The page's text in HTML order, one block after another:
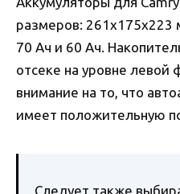
размеров:
70 Ач и 60 Ач.
отсеке на уровне левой
внимание на то, что
имеет положительную
Следует также